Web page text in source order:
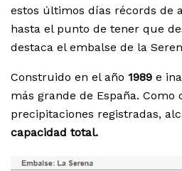
estos últimos días récords de
hasta el punto de tener que
destaca el embalse de la
Construido en el año 1989 e
más grande de España. Como
precipitaciones registradas,
capacidad total.